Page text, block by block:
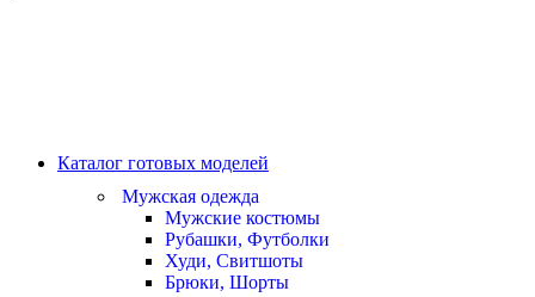
Каталог готовых моделей
Мужская одежда
Мужские костюмы
Рубашки, Футболки
Худи, Свитшоты
Брюки, Шорты